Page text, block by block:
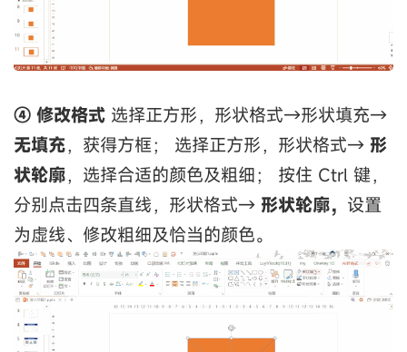
④ 修改格式 选择正方形，形状格式→形状填充→
无填充，获得方框； 选择正方形，形状格式→ 形
状轮廓，选择合适的颜色及粗细； 按住 Ctrl 键，
分别点击四条直线，形状格式→ 形状轮廓， 设置
为虚线、修改粗细及恰当的颜色。